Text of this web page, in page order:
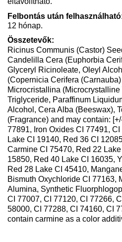
Felbontás után
12 hónap.
Összetevők:
Ricinus Communis (Castor)
Candelilla Cera (Euphorbia
Glyceryl Ricinoleate, Oleyl
(Copernicia Cerifera
Microcristallina
Triglyceride, Paraffinum
Alcohol, Cera Alba (Beeswax),
(Fragrance) and may contain:
77891, Iron Oxides CI 77491,
Lake CI 19140, Red 36 CI
Carmine CI 75470, Red 22
15850, Red 40 Lake CI 16035,
Red 28 Lake CI 45410,
Bismuth Oxychloride CI 77163,
Alumina, Synthetic
CI 77007, CI 77120, CI 77266,
58000, CI 77288, CI 74160, CI
contain carmine as a color